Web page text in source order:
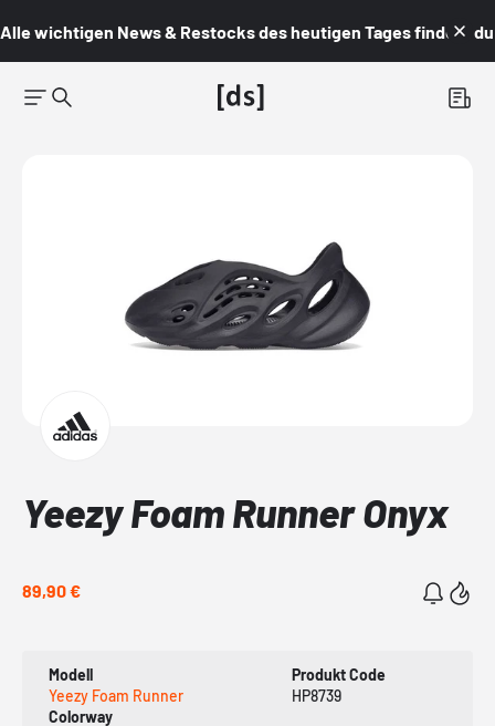
Alle wichtigen News & Restocks des heutigen Tages findest du
Yeezy Foam Runner Onyx
89,90 €
Modell
Yeezy Foam Runner
Produkt Code
HP8739
Colorway